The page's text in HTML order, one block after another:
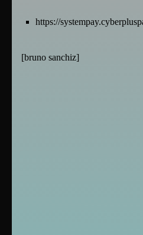
https://
[bruno sanchiz]